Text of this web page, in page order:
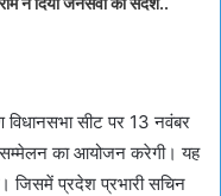
विधानसभा सीट पर 13 नवंबर
सम्मेलन का आयोजन करेगी। यह
जिसमें प्रदेश प्रभारी सचिन